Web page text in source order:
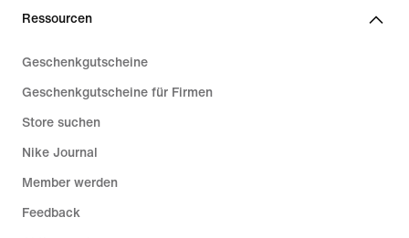
Ressourcen
Geschenkgutscheine
Geschenkgutscheine für Firmen
Store suchen
Nike Journal
Member werden
Feedback